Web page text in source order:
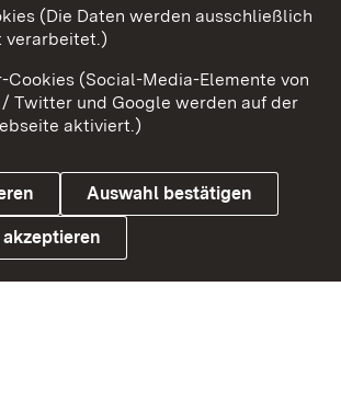
Kontakt
Datenschutz
(Die Daten werden ausschließlich
verarbeitet.)
(Social-Media-Elemente von
/ Twitter und Google werden auf der
aktiviert.)
Auswahl bestätigen